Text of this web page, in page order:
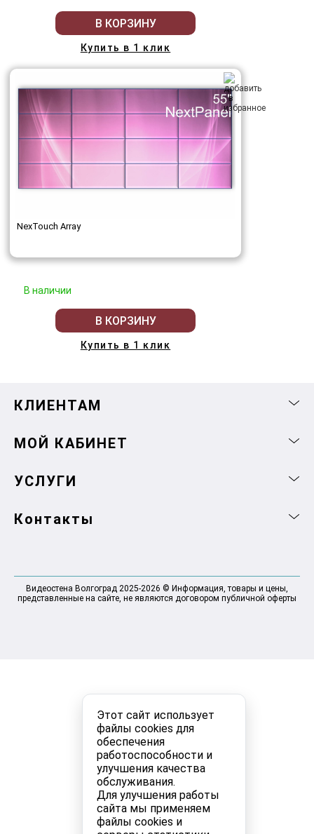
Этот сайт использует
файлы cookies для
обеспечения
работоспособности и
улучшения качества
обслуживания.
Для улучшения работы
сайта мы применяем
файлы cookies и
В КОРЗИНУ
Купить в 1 клик
NexTouch Array
В наличии
В КОРЗИНУ
Купить в 1 клик
КЛИЕНТАМ
МОЙ КАБИНЕТ
УСЛУГИ
Контакты
Видеостена Волгоград 2025-2026 © Информация, товары и цены,
представленные на сайте, не являются договором публичной оферты